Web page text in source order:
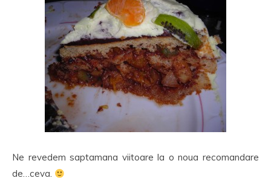
Ne revedem saptamana viitoare la o noua recomandare
de…ceva.